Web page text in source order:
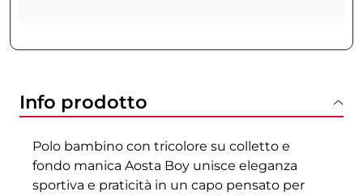
Info prodotto
Polo bambino con tricolore su colletto e
fondo manica Aosta Boy unisce eleganza
sportiva e praticità in un capo pensato per